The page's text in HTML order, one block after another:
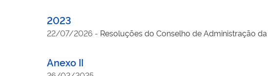
2023
22/07/2026 - Resoluções do Conselho de Administração
Anexo II